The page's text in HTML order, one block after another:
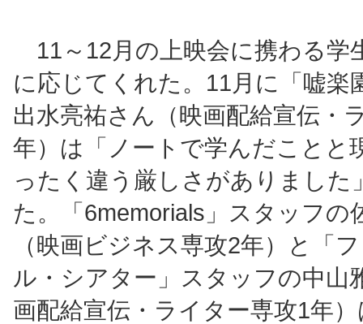
11～12月の上映会に携わる学
に応じてくれた。11月に「嘘楽
出水亮祐さん（映画配給宣伝・
年）は「ノートで学んだことと
ったく違う厳しさがありました
た。「6memorials」スタッフの
（映画ビジネス専攻2年）と「
ル・シアター」スタッフの中山
画配給宣伝・ライター専攻1年